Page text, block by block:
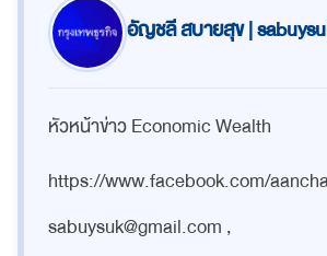
อัญชลี สบายสุข |
หัวหน้าข่าว Economic Wealth
https://www.facebook.com/
sabuysuk@gmail.com ,